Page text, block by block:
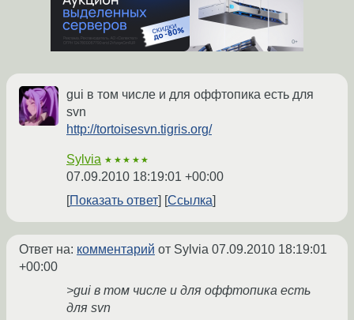
gui в том числе и для оффтопика есть для
svn
http://tortoisesvn.tigris.org/
Sylvia ★★★★★
07.09.2010 18:19:01 +00:00
Показать ответ
Ссылка
Ответ на: комментарий от Sylvia 07.09.2010 18:19:01
+00:00
>gui в том числе и для оффтопика есть
для svn